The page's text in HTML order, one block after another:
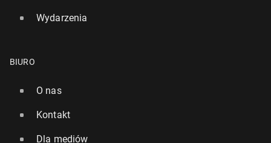
Wydarzenia
BIURO
O nas
Kontakt
Dla mediów